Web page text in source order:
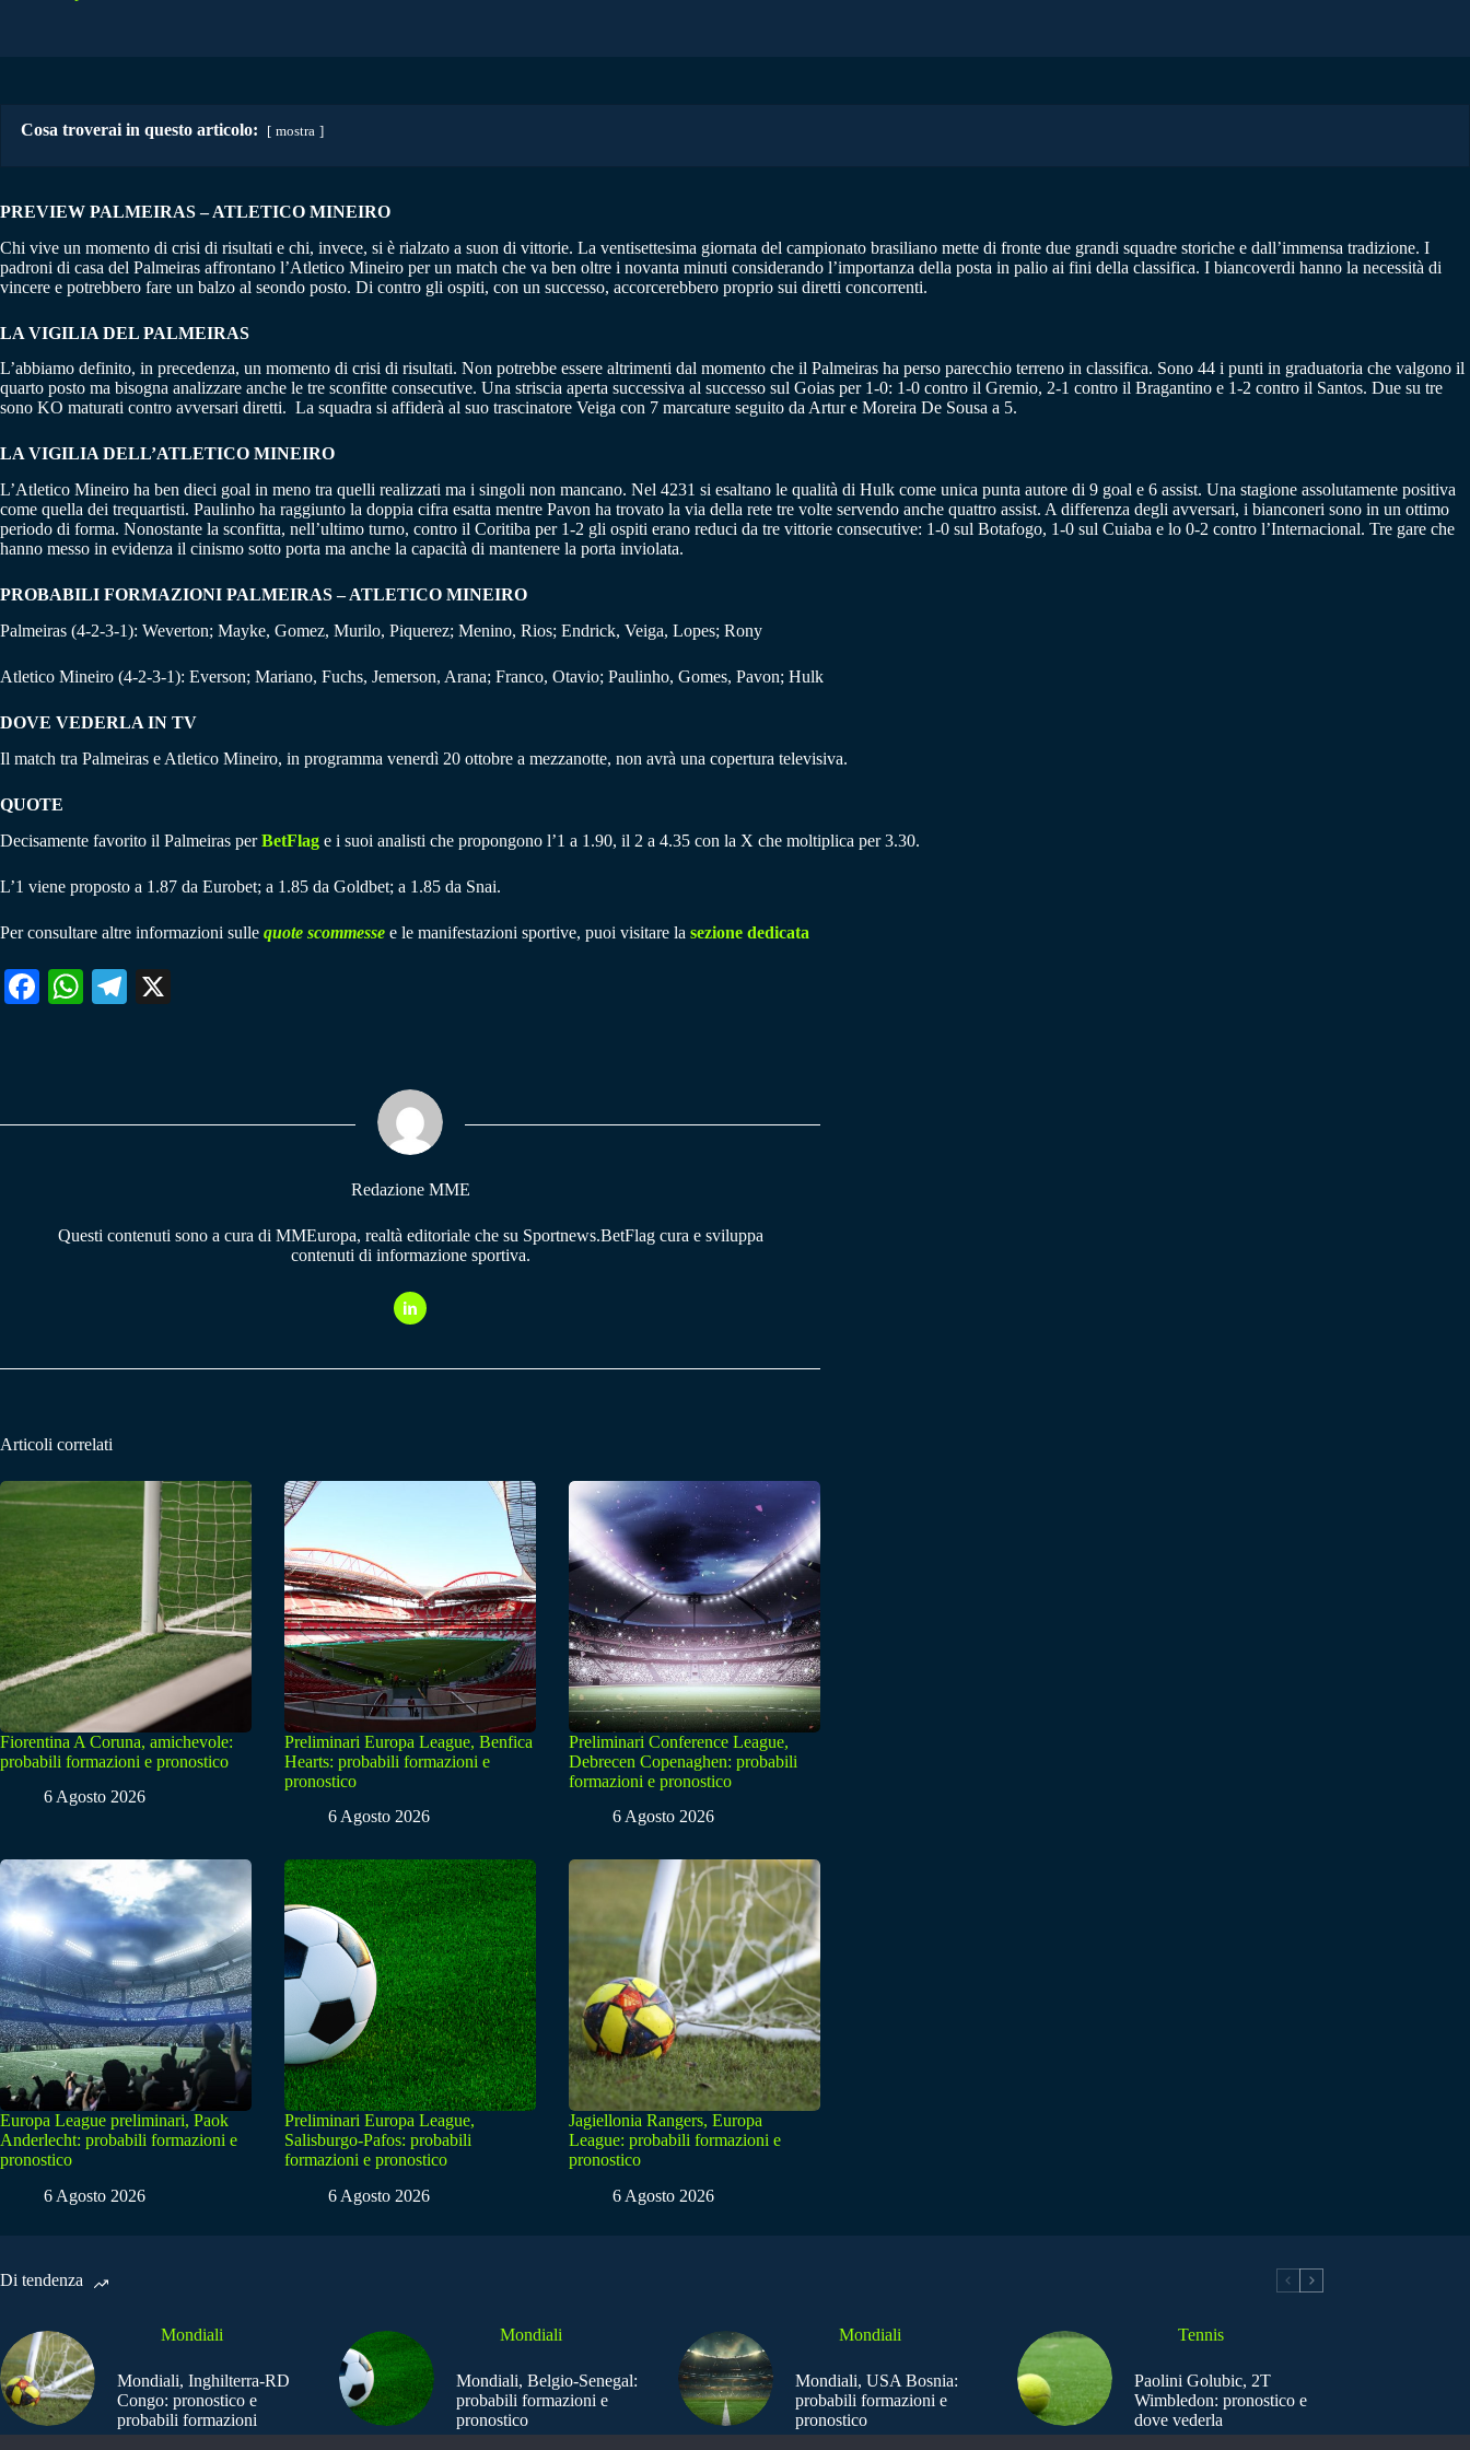
Cosa troverai in questo articolo: mostra
PREVIEW PALMEIRAS – ATLETICO MINEIRO
Chi vive un momento di crisi di risultati e chi, invece, si è rialzato a suon di vittorie. La ventisettesima giornata del campionato brasiliano mette di fronte due grandi squadre storiche e dall’immensa tradizione. I
padroni di casa del Palmeiras affrontano l’Atletico Mineiro per un match che va ben oltre i novanta minuti considerando l’importanza della posta in palio ai fini della classifica. I biancoverdi hanno la necessità di
vincere e potrebbero fare un balzo al seondo posto. Di contro gli ospiti, con un successo, accorcerebbero proprio sui diretti concorrenti.
LA VIGILIA DEL PALMEIRAS
L’abbiamo definito, in precedenza, un momento di crisi di risultati. Non potrebbe essere altrimenti dal momento che il Palmeiras ha perso parecchio terreno in classifica. Sono 44 i punti in graduatoria che valgono il
quarto posto ma bisogna analizzare anche le tre sconfitte consecutive. Una striscia aperta successiva al successo sul Goias per 1-0: 1-0 contro il Gremio, 2-1 contro il Bragantino e 1-2 contro il Santos. Due su tre
sono KO maturati contro avversari diretti. La squadra si affiderà al suo trascinatore Veiga con 7 marcature seguito da Artur e Moreira De Sousa a 5.
LA VIGILIA DELL’ATLETICO MINEIRO
L’Atletico Mineiro ha ben dieci goal in meno tra quelli realizzati ma i singoli non mancano. Nel 4231 si esaltano le qualità di Hulk come unica punta autore di 9 goal e 6 assist. Una stagione assolutamente positiva
come quella dei trequartisti. Paulinho ha raggiunto la doppia cifra esatta mentre Pavon ha trovato la via della rete tre volte servendo anche quattro assist. A differenza degli avversari, i bianconeri sono in un ottimo
periodo di forma. Nonostante la sconfitta, nell’ultimo turno, contro il Coritiba per 1-2 gli ospiti erano reduci da tre vittorie consecutive: 1-0 sul Botafogo, 1-0 sul Cuiaba e lo 0-2 contro l’Internacional. Tre gare che
hanno messo in evidenza il cinismo sotto porta ma anche la capacità di mantenere la porta inviolata.
PROBABILI FORMAZIONI PALMEIRAS – ATLETICO MINEIRO
Palmeiras (4-2-3-1): Weverton; Mayke, Gomez, Murilo, Piquerez; Menino, Rios; Endrick, Veiga, Lopes; Rony
Atletico Mineiro (4-2-3-1): Everson; Mariano, Fuchs, Jemerson, Arana; Franco, Otavio; Paulinho, Gomes, Pavon; Hulk
DOVE VEDERLA IN TV
Il match tra Palmeiras e Atletico Mineiro, in programma venerdì 20 ottobre a mezzanotte, non avrà una copertura televisiva.
QUOTE
Decisamente favorito il Palmeiras perBetFlag e i suoi analisti che propongono l’1 a 1.90, il 2 a 4.35 con la X che moltiplica per 3.30.
L’1 viene proposto a 1.87 da Eurobet; a 1.85 da Goldbet; a 1.85 da Snai.
Per consultare altre informazioni sulle quote scommesse e le manifestazioni sportive, puoi visitare la sezione dedicata
Fa W
pp
Te
m
Redazione MME
Questi contenuti sono a cura di MMEuropa, realtà editoriale che su Sportnews.BetFlag cura e sviluppa
contenuti di informazione sportiva.
Articoli correlati
Fiorentina A Coruna, amichevole:
probabili formazioni e pronostico
6 Agosto 2026
Preliminari Europa League, Benfica
Hearts: probabili formazioni e
pronostico
6 Agosto 2026
Preliminari Conference League,
Debrecen Copenaghen: probabili
formazioni e pronostico
6 Agosto 2026
Europa League preliminari, Paok
Anderlecht: probabili formazioni e
pronostico
6 Agosto 2026
Preliminari Europa League,
Salisburgo-Pafos: probabili
formazioni e pronostico
6 Agosto 2026
Jagiellonia Rangers, Europa
League: probabili formazioni e
pronostico
6 Agosto 2026
Di tendenza
Mondiali
Mondiali, Inghilterra-RD
Congo: pronostico e
probabili formazioni
Mondiali
Mondiali, Belgio-Senegal:
probabili formazioni e
pronostico
Mondiali
Mondiali, USA Bosnia:
probabili formazioni e
pronostico
Tennis
Paolini Golubic, 2T
Wimbledon: pronostico e
dove vederla